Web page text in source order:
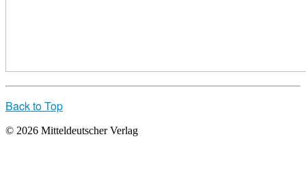
Back to Top
© 2026 Mitteldeutscher Verlag